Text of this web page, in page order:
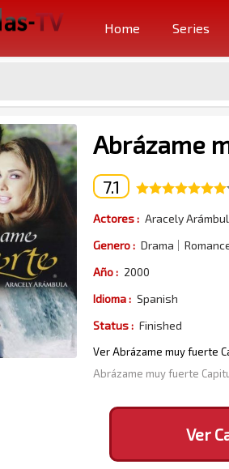
Home Series
Abrázame
7.1
Actores : Aracely
Genero : Drama
Año : 2000
Idioma : Spanish
Status : Finished
Ver Abrázame muy fuerte
Abrázame muy fuerte
Ver